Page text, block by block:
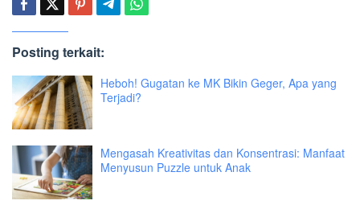
Posting terkait:
Heboh! Gugatan ke MK Bikin Geger, Apa yang
Terjadi?
Mengasah Kreativitas dan Konsentrasi: Manfaat
Menyusun Puzzle untuk Anak